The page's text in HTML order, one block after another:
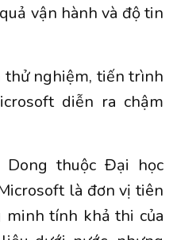
vận hành và độ tin
thử nghiệm, tiến trình
diễn ra chậm
Dong thuộc Đại học
là đơn vị tiên
minh tính khả thi của